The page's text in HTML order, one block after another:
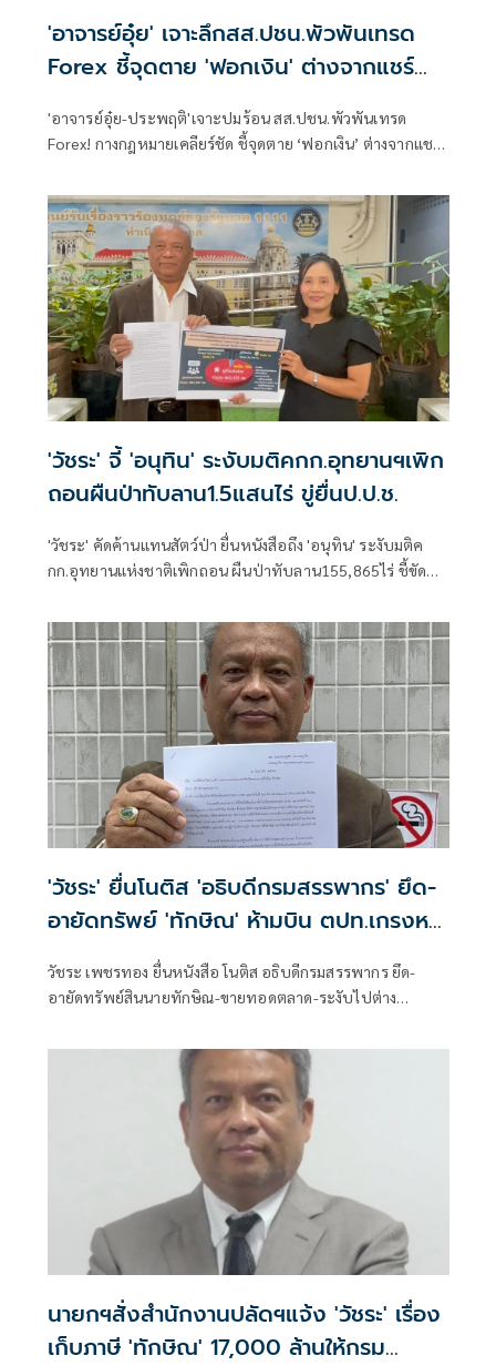
'อาจารย์อุ๋ย' เจาะลึกสส.ปชน.พัวพันเทรด
Forex ชี้จุดตาย 'ฟอกเงิน' ต่างจากแชร์
'อาจารย์อุ๋ย-ประพฤติ'เจาะปมร้อน สส.ปชน.พัวพันเทรด
Forex! กางกฎหมายเคลียร์ชัด ชี้จุดตาย ‘ฟอกเงิน’ ต่างจากแชร์
'วัชระ' จี้ 'อนุทิน' ระงับมติคกก.อุทยานฯเพิก
ถอนผืนป่าทับลาน1.5แสนไร่ ขู่ยื่นป.ป.ช.
'วัชระ' คัดค้านแทนสัตว์ป่า ยื่นหนังสือถึง 'อนุทิน' ระงับมติค
กก.อุทยานแห่งชาติเพิกถอน ผืนป่าทับลาน155,865ไร่ ชี้ขัด
ปปช.สอบทั้งครม.
'วัชระ' ยื่นโนติส 'อธิบดีกรมสรรพากร' ยึด-
อายัดทรัพย์ 'ทักษิณ' ห้ามบิน ตปท.เกรงหนี้
วัชระ เพชรทอง ยื่นหนังสือ โนติส อธิบดีกรมสรรพากร ยึด-
อายัดทรัพย์สินนายทักษิณ-ขายทอดตลาด-ระงับไปต่าง
นายกฯสั่งสำนักงานปลัดฯแจ้ง 'วัชระ' เรื่อง
เก็บภาษี 'ทักษิณ' 17,000 ล้านให้กรม